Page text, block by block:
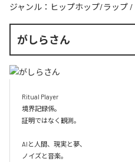
ジャンル： ヒップホップ/ラップ /
がしらさん
Ritual Player
境界記録係。
証明ではなく観測。
AIと人間、現実と夢、
ノイズと音楽。